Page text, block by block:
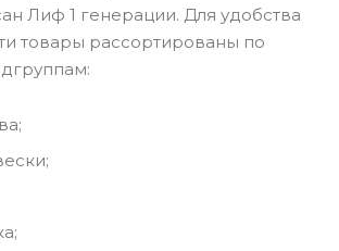
Лиф 1 генерации. Для удобства
товары рассортированы по